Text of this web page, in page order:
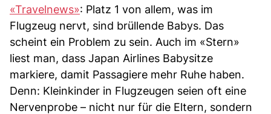
«Travelnews»: Platz 1 von allem, was im
Flugzeug nervt, sind brüllende Babys. Das
scheint ein Problem zu sein. Auch im «Stern»
liest man, dass Japan Airlines Babysitze
markiere, damit Passagiere mehr Ruhe haben.
Denn: Kleinkinder in Flugzeugen seien oft eine
Nervenprobe – nicht nur für die Eltern, sondern